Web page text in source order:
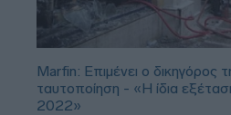
Marfin: Επιμένει ο δικηγόρος
ταυτοποίηση - «Η ίδια εξέταση
2022»